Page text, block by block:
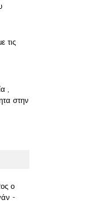
τις
,
στην
ο
-